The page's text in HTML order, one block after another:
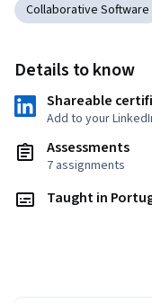
Collaborative Software
Details to know
Shareable
Add to your
Assessments
7 assignments
Taught in